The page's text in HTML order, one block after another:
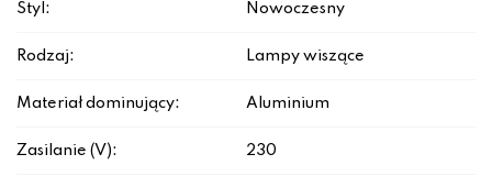
Styl: Nowoczesny
Rodzaj: Lampy wiszące
Materiał dominujący: Aluminium
Zasilanie (V): 230